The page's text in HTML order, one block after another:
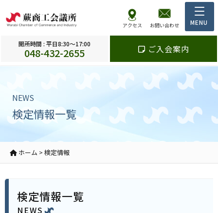
アクセス お問い合わせ
開所時間 : 平日8:30～17:00
048-432-2655 ご入会案内
NEWS
検定情報一覧
ホーム > 検定情報
検定情報一覧
NEWS